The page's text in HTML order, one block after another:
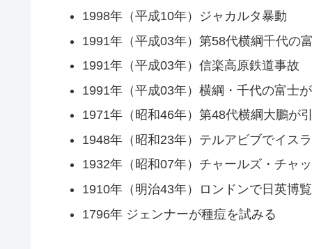
1998年（平成10年）ジャカルタ暴動
1991年（平成03年）第58代横綱千代の富
1991年（平成03年）信楽高原鉄道事故
1991年（平成03年）横綱・千代の富士
1971年（昭和46年）第48代横綱大鵬が引
1948年（昭和23年）テルアビブでイスラ
1932年（昭和07年）チャールズ・チャッ
1910年（明治43年）ロンドンで日英博覧
1796年 ジェンナーが種痘を試みる